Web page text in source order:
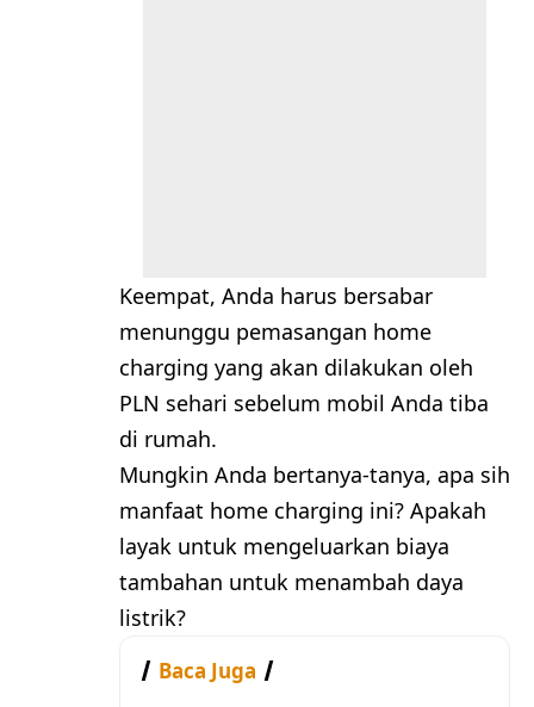
Keempat, Anda harus bersabar
menunggu pemasangan home
charging yang akan dilakukan oleh
PLN sehari sebelum mobil Anda tiba
di rumah.
Mungkin Anda bertanya-tanya, apa sih
manfaat home charging ini? Apakah
layak untuk mengeluarkan biaya
tambahan untuk menambah daya
listrik?
Baca Juga